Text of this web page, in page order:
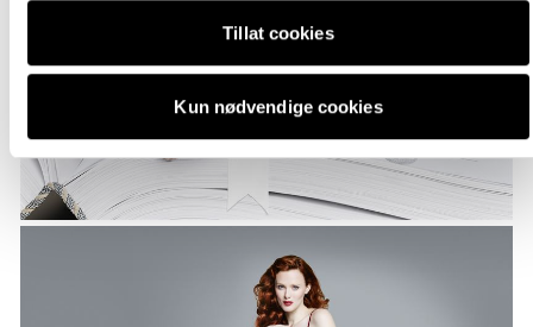
Tillat cookies
Kun nødvendige cookies